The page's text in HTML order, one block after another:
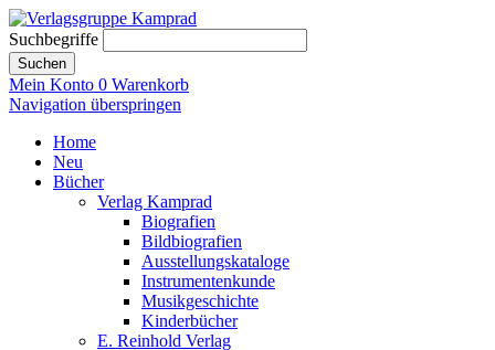
Suchbegriffe
Suchen
Mein Konto 0 Warenkorb
Navigation überspringen
Home
Neu
Bücher
Verlag Kamprad
Biografien
Bildbiografien
Ausstellungskataloge
Instrumentenkunde
Musikgeschichte
Kinderbücher
E. Reinhold Verlag